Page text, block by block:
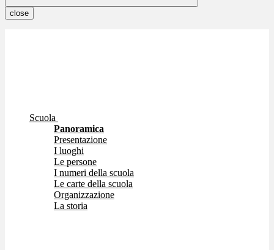
close
Scuola
Panoramica
Presentazione
I luoghi
Le persone
I numeri della scuola
Le carte della scuola
Organizzazione
La storia